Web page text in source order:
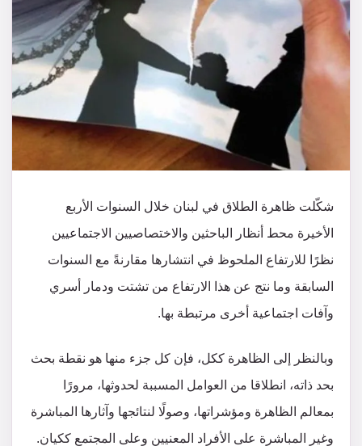
شكّلت ظاهرة الطلاق في لبنان خلال السنوات الأربع
الأخيرة محط أنظار الباحثين والاختصاصيين الاجتماعيين
نظرًا للارتفاع الملحوظ في انتشارها مقارنةً مع السنوات
السابقة وما نتج عن هذا الارتفاع من تشتت ودمار أسري
وآفات اجتماعية أخرى مرتبطة بها.
وبالنظر إلى الظاهرة ككل، فإن كل جزء منها هو نقطة بحث
بحد ذاته، انطلاقا من العوامل المسببة لحدوثها، مرورًا
بمعالم الظاهرة ومؤشراتها، وصولًا لنتائجها وآثارها المباشرة
وغير المباشرة على الأفراد المعنيين وعلى المجتمع ككيان.